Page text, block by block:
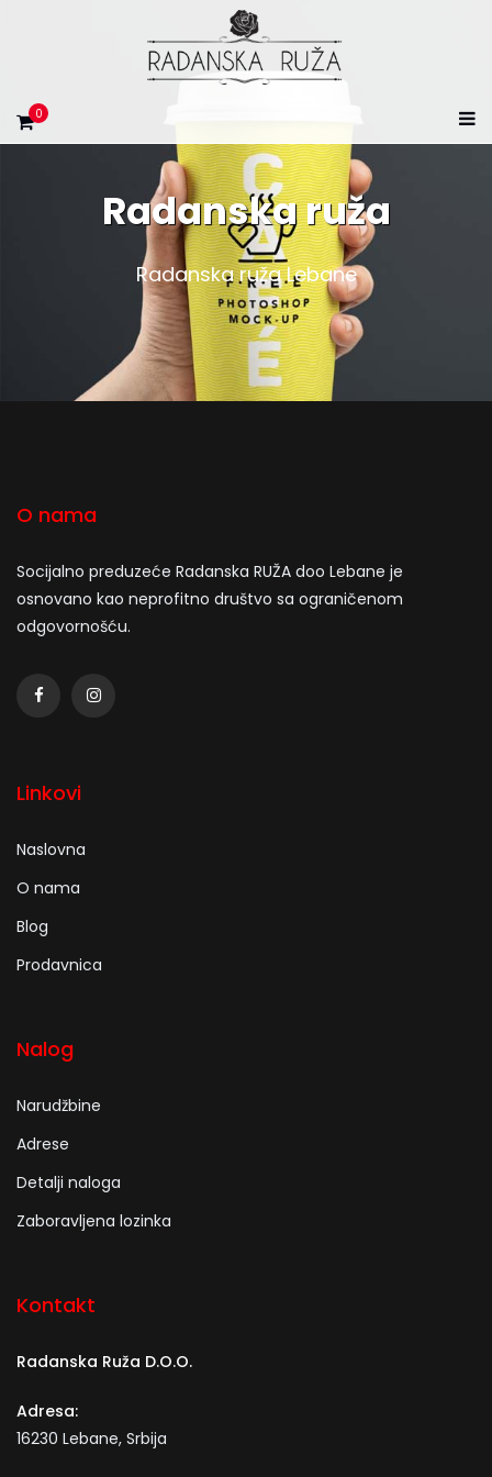
0
Radanska ruža
Radanska ruža Lebane
O nama
Socijalno preduzeće Radanska RUŽA doo Lebane je
osnovano kao neprofitno društvo sa ograničenom
odgovornošću.
Linkovi
Naslovna
O nama
Blog
Prodavnica
Nalog
Narudžbine
Adrese
Detalji naloga
Zaboravljena lozinka
Kontakt
Radanska Ruža D.O.O.
Adresa:
16230 Lebane, Srbija